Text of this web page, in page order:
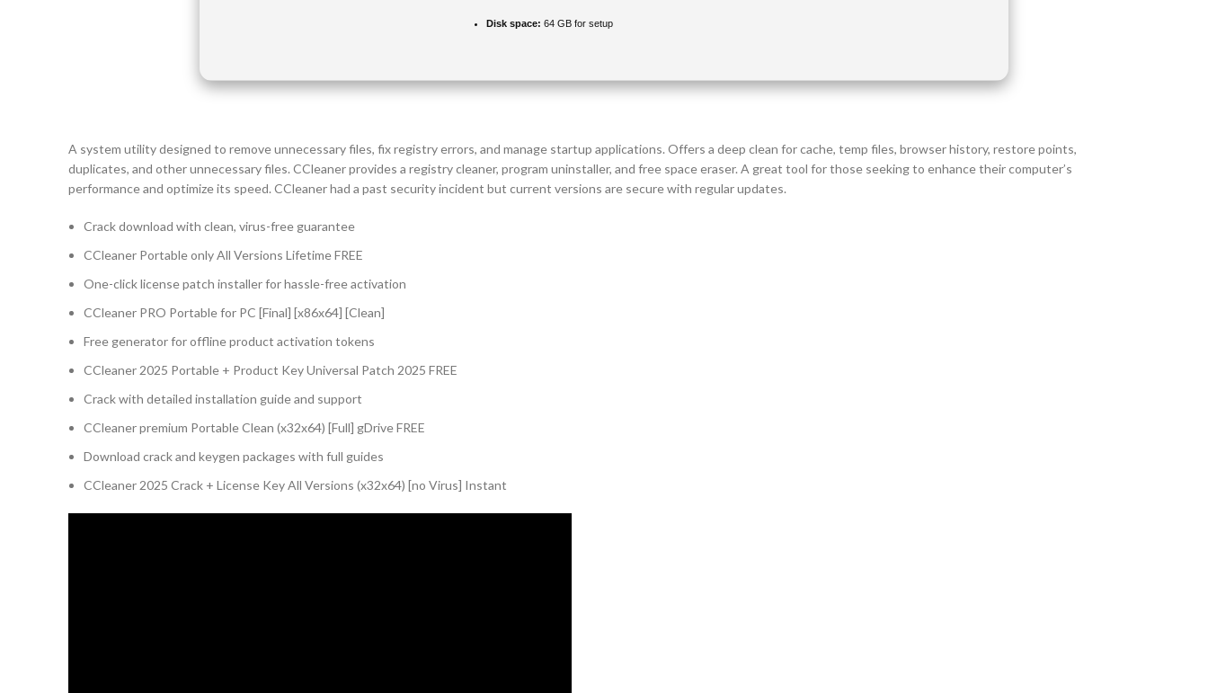
Disk space: 64 GB for setup
A system utility designed to remove unnecessary files, fix registry errors, and manage startup applications. Offers a deep clean for cache, temp files, browser history, restore points,
duplicates, and other unnecessary files. CCleaner provides a registry cleaner, program uninstaller, and free space eraser. A great tool for those seeking to enhance their computer’s
performance and optimize its speed. CCleaner had a past security incident but current versions are secure with regular updates.
Crack download with clean, virus-free guarantee
CCleaner Portable only All Versions Lifetime FREE
One-click license patch installer for hassle-free activation
CCleaner PRO Portable for PC [Final] [x86x64] [Clean]
Free generator for offline product activation tokens
CCleaner 2025 Portable + Product Key Universal Patch 2025 FREE
Crack with detailed installation guide and support
CCleaner premium Portable Clean (x32x64) [Full] gDrive FREE
Download crack and keygen packages with full guides
CCleaner 2025 Crack + License Key All Versions (x32x64) [no Virus] Instant